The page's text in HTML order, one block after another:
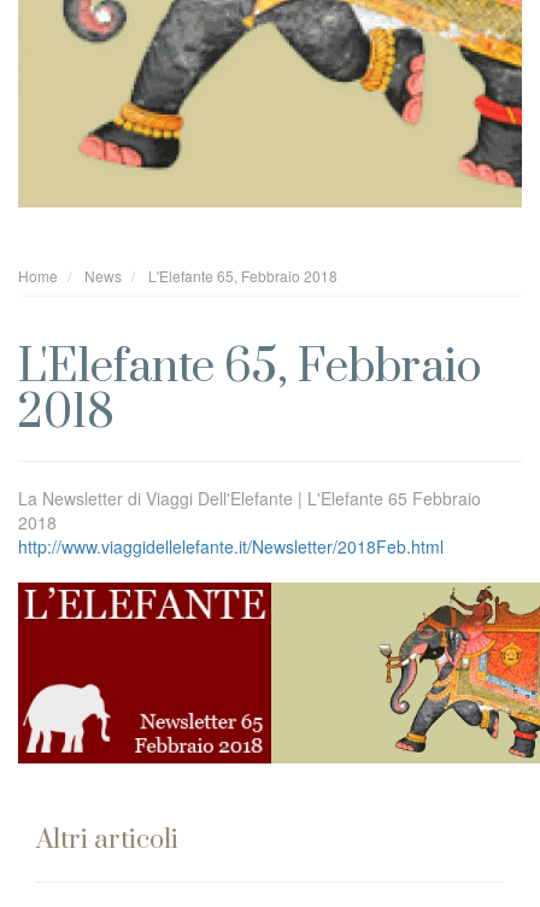
Home News L'Elefante 65, Febbraio 2018
L'Elefante 65, Febbraio
2018
La Newsletter di Viaggi Dell'Elefante | L'Elefante 65 Febbraio
2018
http://www.viaggidellelefante.it/Newsletter/2018Feb.html
Altri articoli